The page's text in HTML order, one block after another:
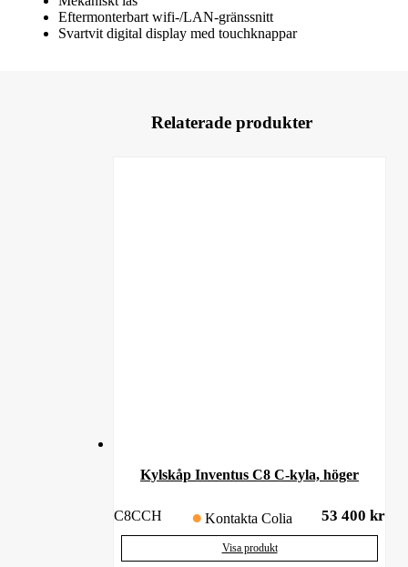
Eftermonterbart wifi-/LAN-gränssnitt
Svartvit digital display med touchknappar
Relaterade produkter
Kylskåp Inventus C8 C-kyla, höger
C8CCH Kontakta Colia 53 400 kr
Visa produkt